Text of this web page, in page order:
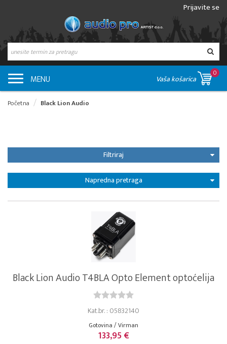
Prijavite se
MENU Vaša košarica
0
Početna Black Lion Audio
Filtriraj
Napredna pretraga
Black Lion Audio T4BLA Opto Element optoćelija
Kat.br. : 05832140
Gotovina / Virman
133,95 €